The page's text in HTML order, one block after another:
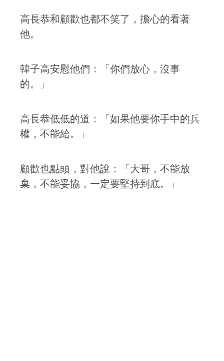
高長恭和顧歡也都不笑了，擔心的看著
他。
韓子高安慰他們：「你們放心，沒事
的。」
高長恭低低的道：「如果他要你手中的兵
權，不能給。」
顧歡也點頭，對他說：「大哥，不能放
棄，不能妥協，一定要堅持到底。」